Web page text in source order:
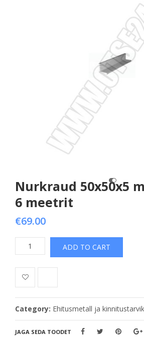
Nurkraud 50x50x5
6 meetrit
€69.00
Nurkraud
50x50x5
mm,
pikkus
6
quantity
ADD TO CART
Category: Ehitusmetall ja
JAGA SEDA TOODET